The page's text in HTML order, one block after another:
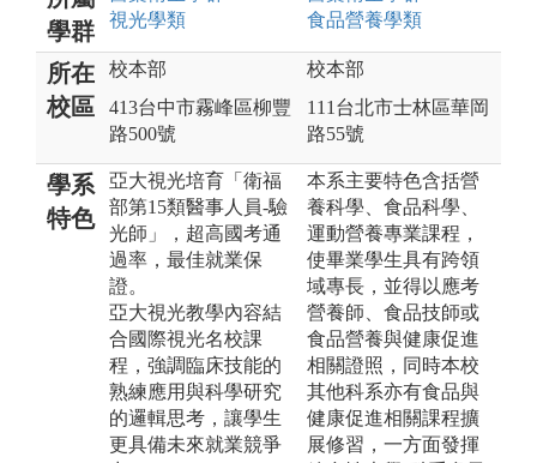
學群
視光學類
食品營養學類
所在
校區
校本部
413台中市霧峰區柳豐
路500號
校本部
111台北市士林區華岡
路55號
學系
特色
亞大視光培育「衛福
部第15類醫事人員-驗
光師」，超高國考通
過率，最佳就業保
證。
亞大視光教學內容結
合國際視光名校課
程，強調臨床技能的
熟練應用與科學研究
的邏輯思考，讓學生
更具備未來就業競爭
本系主要特色含括營
養科學、食品科學、
運動營養專業課程，
使畢業學生具有跨領
域專長，並得以應考
營養師、食品技師或
食品營養與健康促進
相關證照，同時本校
其他科系亦有食品與
健康促進相關課程擴
展修習，一方面發揮